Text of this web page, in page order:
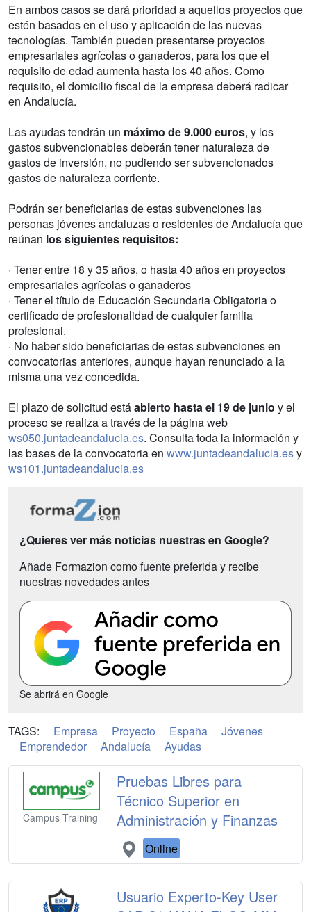
En ambos casos se dará prioridad a aquellos proyectos que
estén basados en el uso y aplicación de las nuevas
tecnologías. También pueden presentarse proyectos
empresariales agrícolas o ganaderos, para los que el
requisito de edad aumenta hasta los 40 años. Como
requisito, el domicilio fiscal de la empresa deberá radicar
en Andalucía.
Las ayudas tendrán un máximo de 9.000 euros, y los
gastos subvencionables deberán tener naturaleza de
gastos de inversión, no pudiendo ser subvencionados
gastos de naturaleza corriente.
Podrán ser beneficiarias de estas subvenciones las
personas jóvenes andaluzas o residentes de Andalucía que
reúnan los siguientes requisitos:
· Tener entre 18 y 35 años, o hasta 40 años en proyectos
empresariales agrícolas o ganaderos
· Tener el título de Educación Secundaria Obligatoria o
certificado de profesionalidad de cualquier familia
profesional.
· No haber sido beneficiarias de estas subvenciones en
convocatorias anteriores, aunque hayan renunciado a la
misma una vez concedida.
El plazo de solicitud estáabierto hasta el 19 de junio y el
proceso se realiza a través de la página web
ws050.juntadeandalucia.es. Consulta toda la información y
las bases de la convocatoria en www.juntadeandalucia.esy
ws101.juntadeandalucia.es
¿Quieres ver más noticias nuestras en Google?
Añade Formazion como fuente preferida y recibe
nuestras novedades antes
Se abrirá en Google
TAGS: Empresa Proyecto España
Jóvenes
Emprendedor
Andalucía Ayudas
Campus Training
Pruebas Libres para
Técnico Superior en
Administración y Finanzas
Online
Usuario Experto-Key User